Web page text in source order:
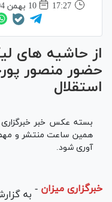
17:27
10 بهمن 1394
از حاشیه های
حضور منصور
استقلال
بسته عکس خبر
همین ساعت منتشر و
آوری شود.
خبرگزاری میزان - به